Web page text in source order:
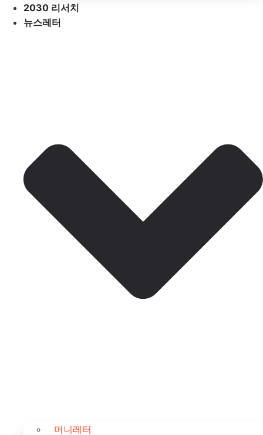
2030 리서치
뉴스레터
머니레터